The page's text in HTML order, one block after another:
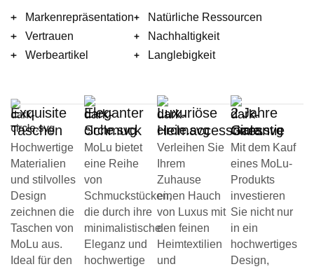
Markenrepräsentation
Vertrauen
Werbeartikel
Natürliche Ressourcen
Nachhaltigkeit
Langlebigkeit
Exquisite
Taschen
Hochwertige
Materialien
und stilvolles
Design
zeichnen die
Taschen von
MoLu aus.
Ideal für den
Eleganter
Schmuck
MoLu bietet
eine Reihe
von
Schmuckstücken,
die durch ihre
minimalistische
Eleganz und
hochwertige
Luxuriöse
Heimaccessoires
Verleihen Sie
Ihrem
Zuhause
einen Hauch
von Luxus mit
den feinen
Heimtextilien
und
2 Jahre
Garantie
Mit dem Kauf
eines MoLu-
Produkts
investieren
Sie nicht nur
in ein
hochwertiges
Design,